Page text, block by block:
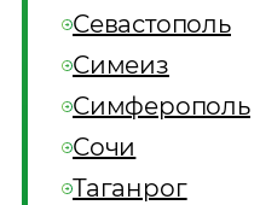
Севастополь
Симеиз
Симферополь
Сочи
Таганрог